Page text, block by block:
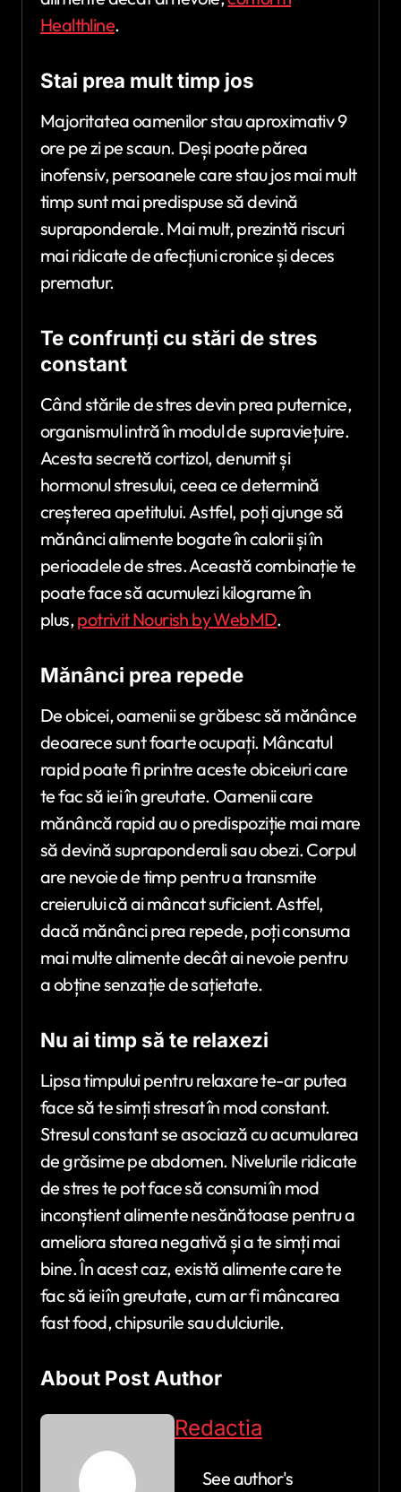
Healthline.
Stai prea mult timp jos
Majoritatea oamenilor stau aproximativ 9
ore pe zi pe scaun. Deși poate părea
inofensiv, persoanele care stau jos mai mult
timp sunt mai predispuse să devină
supraponderale. Mai mult, prezintă riscuri
mai ridicate de afecțiuni cronice și deces
prematur.
Te confrunți cu stări de stres
constant
Când stările de stres devin prea puternice,
organismul intră în modul de supraviețuire.
Acesta secretă cortizol, denumit și
hormonul stresului, ceea ce determină
creșterea apetitului. Astfel, poți ajunge să
mănânci alimente bogate în calorii și în
perioadele de stres. Această combinație te
poate face să acumulezi kilograme în
plus,potrivit Nourish by WebMD.
Mănânci prea repede
De obicei, oamenii se grăbesc să mănânce
deoarece sunt foarte ocupați. Mâncatul
rapid poate fi printre aceste obiceiuri care
te fac să iei în greutate. Oamenii care
mănâncă rapid au o predispoziție mai mare
să devină supraponderali sau obezi. Corpul
are nevoie de timp pentru a transmite
creierului că ai mâncat suficient. Astfel,
dacă mănânci prea repede, poți consuma
mai multe alimente decât ai nevoie pentru
a obține senzație de sațietate.
Nu ai timp să te relaxezi
Lipsa timpului pentru relaxare te-ar putea
face să te simți stresat în mod constant.
Stresul constant se asociază cu acumularea
de grăsime pe abdomen. Nivelurile ridicate
de stres te pot face să consumi în mod
inconștient alimente nesănătoase pentru a
ameliora starea negativă și a te simți mai
bine. În acest caz, există alimente care te
fac să iei în greutate, cum ar fi mâncarea
fast food, chipsurile sau dulciurile.
About Post Author
Redactia
See author's